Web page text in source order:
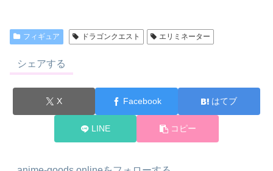
フィギュア ドラゴンクエスト エリミネーター
シェアする
X Facebook はてブ
LINE コピー